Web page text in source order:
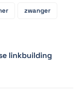
zwanger
linkbuilding